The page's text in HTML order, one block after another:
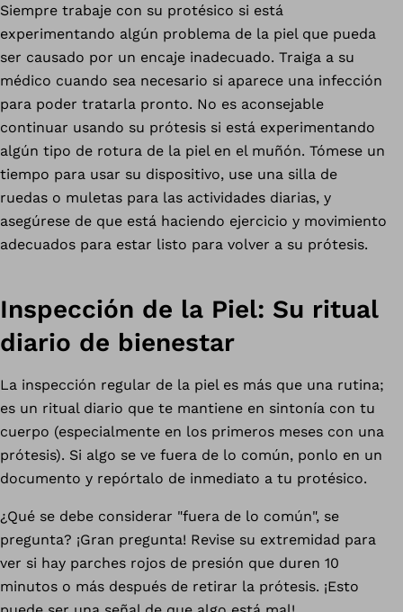
Siempre trabaje con su protésico si está
experimentando algún problema de la piel que pueda
ser causado por un encaje inadecuado. Traiga a su
médico cuando sea necesario si aparece una infección
para poder tratarla pronto. No es aconsejable
continuar usando su prótesis si está experimentando
algún tipo de rotura de la piel en el muñón. Tómese un
tiempo para usar su dispositivo, use una silla de
ruedas o muletas para las actividades diarias, y
asegúrese de que está haciendo ejercicio y movimiento
adecuados para estar listo para volver a su prótesis.
Inspección de la Piel: Su ritual
diario de bienestar
La inspección regular de la piel es más que una rutina;
es un ritual diario que te mantiene en sintonía con tu
cuerpo (especialmente en los primeros meses con una
prótesis). Si algo se ve fuera de lo común, ponlo en un
documento y repórtalo de inmediato a tu protésico.
¿Qué se debe considerar "fuera de lo común", se
pregunta? ¡Gran pregunta! Revise su extremidad para
ver si hay parches rojos de presión que duren 10
minutos o más después de retirar la prótesis. ¡Esto